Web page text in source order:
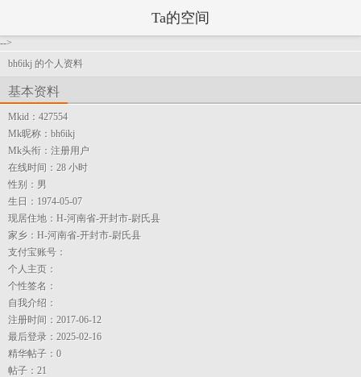
Ta的空间
-->
bh6ikj 的个人资料
基本资料
Mkid： 427554
Mk昵称： bh6ikj
Mk头衔： 注册用户
在线时间： 28 小时
性别： 男
生日： 1974-05-07
现居住地： H-河南省-开封市-尉氏县
家乡： H-河南省-开封市-尉氏县
支付宝账号：
个人主页：
个性签名：
自我介绍：
注册时间： 2017-06-12
最后登录： 2025-02-16
精华帖子： 0
帖子： 21